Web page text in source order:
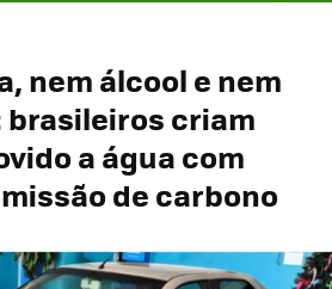
nem álcool e nem
criam
a água com
de carbono